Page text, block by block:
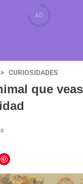
CURIOSIDADES
que